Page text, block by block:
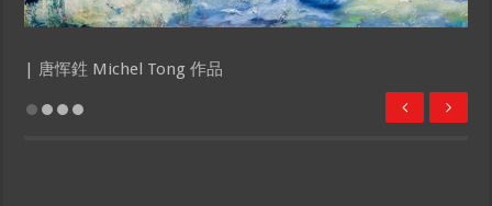
| 唐恽鉎 Michel Tong 作品